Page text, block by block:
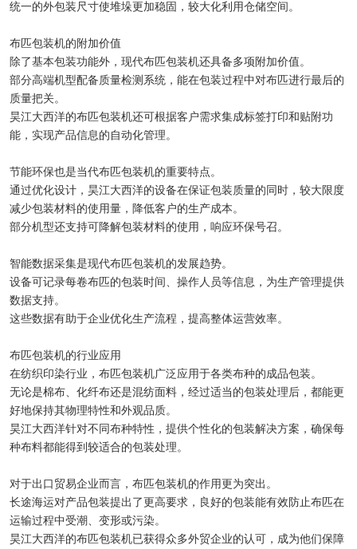
统一的外包装尺寸使堆垛更加稳固，较大化利用仓储空间。
布匹包装机的附加价值
除了基本包装功能外，现代布匹包装机还具备多项附加价值。
部分高端机型配备质量检测系统，能在包装过程中对布匹进行最后的
质量把关。
昊江大西洋的布匹包装机还可根据客户需求集成标签打印和贴附功
能，实现产品信息的自动化管理。
节能环保也是当代布匹包装机的重要特点。
通过优化设计，昊江大西洋的设备在保证包装质量的同时，较大限度
减少包装材料的使用量，降低客户的生产成本。
部分机型还支持可降解包装材料的使用，响应环保号召。
智能数据采集是现代布匹包装机的发展趋势。
设备可记录每卷布匹的包装时间、操作人员等信息，为生产管理提供
数据支持。
这些数据有助于企业优化生产流程，提高整体运营效率。
布匹包装机的行业应用
在纺织印染行业，布匹包装机广泛应用于各类布种的成品包装。
无论是棉布、化纤布还是混纺面料，经过适当的包装处理后，都能更
好地保持其物理特性和外观品质。
昊江大西洋针对不同布种特性，提供个性化的包装解决方案，确保每
种布料都能得到较适合的包装处理。
对于出口贸易企业而言，布匹包装机的作用更为突出。
长途海运对产品包装提出了更高要求，良好的包装能有效防止布匹在
运输过程中受潮、变形或污染。
昊江大西洋的布匹包装机已获得众多外贸企业的认可，成为他们保障